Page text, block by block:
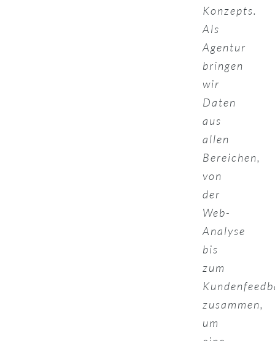
Konzepts.
Als
Agentur
bringen
wir
Daten
aus
allen
Bereichen,
von
der
Web-
Analyse
bis
zum
zusammen,
um